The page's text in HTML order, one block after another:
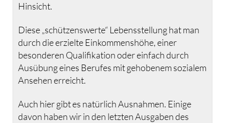
Hinsicht.
Diese „schützenswerte“ Lebensstellung hat man
durch die erzielte Einkommenshöhe, einer
besonderen Qualifikation oder einfach durch
Ausübung eines Berufes mit gehobenem sozialem
Ansehen erreicht.
Auch hier gibt es natürlich Ausnahmen. Einige
davon haben wir in den letzten Ausgaben des